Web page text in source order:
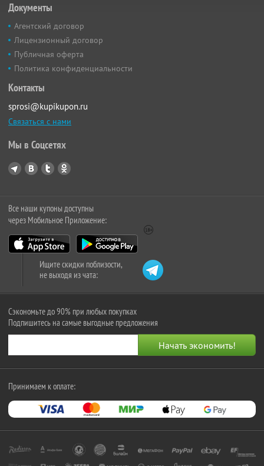
Документы
Агентский договор
Лицензионный договор
Публичная оферта
Политика конфиденциальности
Контакты
sprosi@kupikupon.ru
Связаться с нами
Мы в Соцсетях
Все наши купоны доступны
через Мобильное Приложение:
Ищите скидки поблизости,
не выходя из чата:
Сэкономьте до 90% при любых покупках
Подпишитесь на самые выгодные предложения
Принимаем к оплате: